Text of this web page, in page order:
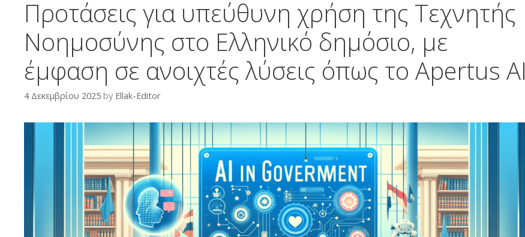
Προτάσεις για υπεύθυνη χρήση της Τεχνητής
Νοημοσύνης στο Ελληνικό δημόσιο, με
έμφαση σε ανοιχτές λύσεις όπως το Apertus AI
4 Δεκεμβρίου 2025 by Ellak-Editor